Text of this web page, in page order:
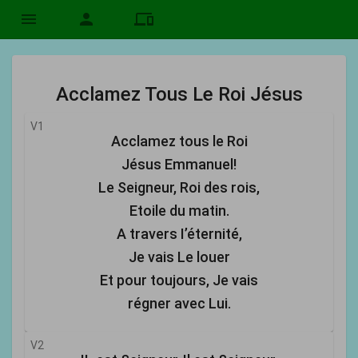
menu person devices
Acclamez Tous Le Roi Jésus
V1
Acclamez tous le Roi
Jésus Emmanuel!
Le Seigneur, Roi des rois,
Etoile du matin.
A travers I’éternité,
Je vais Le louer
Et pour toujours, Je vais
régner avec Lui.
V2